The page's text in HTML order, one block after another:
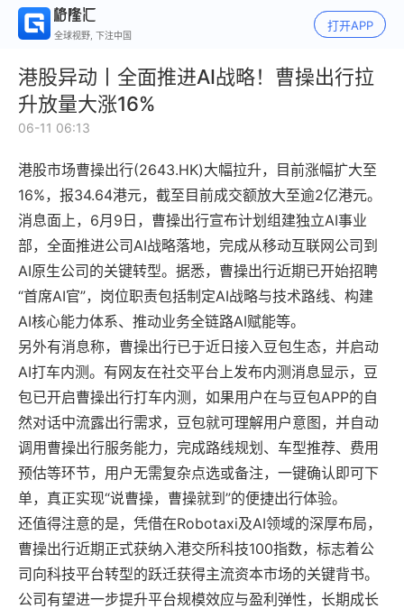
全球视野, 下注中国
打开APP
港股异动丨全面推进AI战略！曹操出行拉
升放量大涨16%
06-11 06:13
港股市场曹操出行(2643.HK)大幅拉升，目前涨幅扩大至
16%，报34.64港元，截至目前成交额放大至逾2亿港元。
消息面上，6月9日，曹操出行宣布计划组建独立AI事业
部，全面推进公司AI战略落地，完成从移动互联网公司到
AI原生公司的关键转型。据悉，曹操出行近期已开始招聘
“首席AI官”，岗位职责包括制定AI战略与技术路线、构建
AI核心能力体系、推动业务全链路AI赋能等。
另外有消息称，曹操出行已于近日接入豆包生态，并启动
AI打车内测。有网友在社交平台上发布内测消息显示，豆
包已开启曹操出行打车内测，如果用户在与豆包APP的自
然对话中流露出行需求，豆包就可理解用户意图，并自动
调用曹操出行服务能力，完成路线规划、车型推荐、费用
预估等环节，用户无需复杂点选或备注，一键确认即可下
单，真正实现“说曹操，曹操就到”的便捷出行体验。
还值得注意的是，凭借在Robotaxi及AI领域的深厚布局，
曹操出行近期正式获纳入港交所科技100指数，标志着公
司向科技平台转型的跃迁获得主流资本市场的关键背书。
公司有望进一步提升平台规模效应与盈利弹性，长期成长